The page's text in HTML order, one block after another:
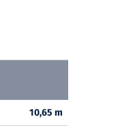
10,65 m